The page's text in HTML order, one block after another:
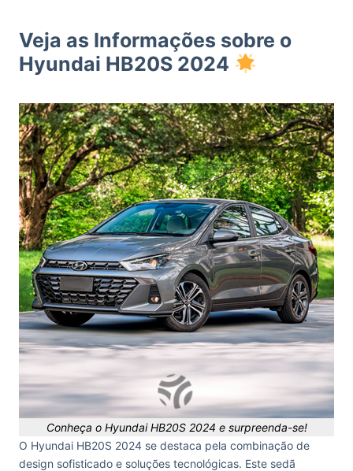
Veja as Informações sobre o
Hyundai HB20S 2024
Conheça o Hyundai HB20S 2024 e surpreenda-se!
O Hyundai HB20S 2024 se destaca pela combinação de
design sofisticado e soluções tecnológicas. Este sedã